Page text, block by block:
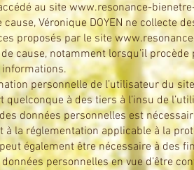
au sitewww.resonance-
cause, Véronique DOYEN ne collecte
proposés par le site
cause, notamment lorsqu’il
personnelle de l’utilisateur du
quelconque à des tiers à l’insu de
données personnelles est
à la réglementation applicable à la
également être nécessaire à des
personnelles en vue d’être